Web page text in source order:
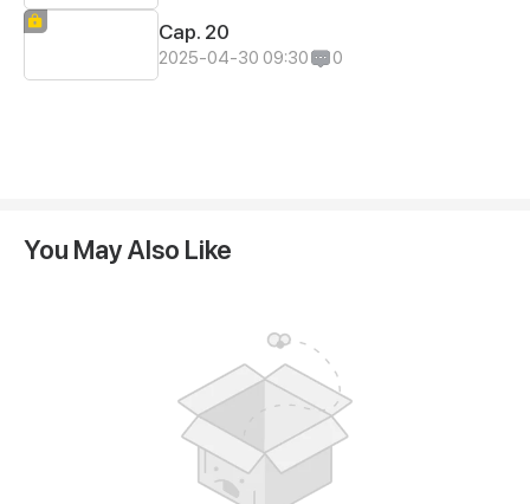
Cap. 20
2025-04-30 09:30 0
You May Also Like